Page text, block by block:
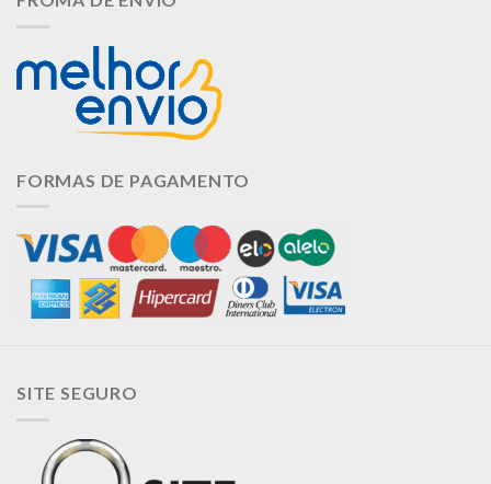
FORMAS DE PAGAMENTO
SITE SEGURO